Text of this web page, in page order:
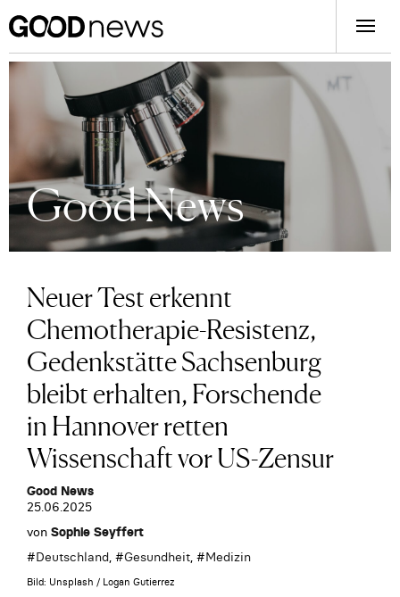
Good News
Neuer Test erkennt
Chemotherapie-Resistenz,
Gedenkstätte Sachsenburg
bleibt erhalten, Forschende
in Hannover retten
Wissenschaft vor US-Zensur
Good News
25.06.2025
von Sophie Seyffert
#Deutschland, #Gesundheit, #Medizin
Bild: Unsplash / Logan Gutierrez